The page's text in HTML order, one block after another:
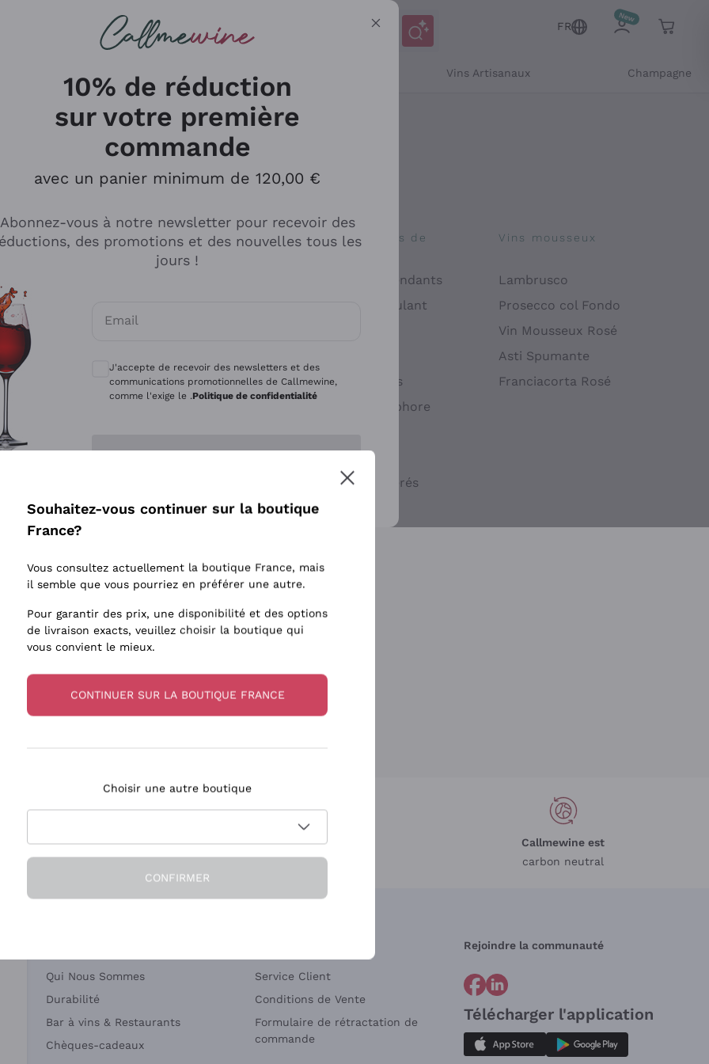
FR
Vins Artisanaux Champagne
Explorer le catalogue
Producteurs
Mascarello Bartolo
Rinaldi Giuseppe
Tenuta San Leonardo
Alessandra Divella
Sedilesu
Ceretto
Les philosophies de
Vignerons Indépendants
Recoltant Manipulant
Levures indigènes
Vins Faits en Amphore
Vins Biologiques
Vins blancs macérés
Vins mousseux
Lambrusco
Prosecco col Fondo
Vin Mousseux Rosé
Asti Spumante
Franciacorta Rosé
en 2-4 jours
en France
Paiement
en 3 fois
Callmewine est
carbon neutral
Qui Nous Sommes
Durabilité
Bar à vins & Restaurants
Chèques-cadeaux
Service Client
Conditions de Vente
Formulaire de rétractation de
commande
Rejoindre la communauté
Télécharger l'application
10% de réduction
sur votre première
commande
avec un panier minimum de 120,00 €
Abonnez-vous à notre newsletter pour recevoir des
des promotions et des nouvelles tous les
jours !
Email
Consentements optionnels pour recevoir des communications et des offres personnalisées
J'accepte de recevoir des newsletters et des
communications promotionnelles de Callmewine,
comme l'exige le .Politique de confidentialité
Enregistre-moi
plus d'informations, veuillez lire notrePolitique de confidentialité
Souhaitez-vous continuer sur la boutique
France?
Vous consultez actuellement la boutique France, mais
il semble que vous pourriez en préférer une autre.
Pour garantir des prix, une disponibilité et des options
de livraison exacts, veuillez choisir la boutique qui
vous convient le mieux.
CONTINUER SUR LA BOUTIQUE FRANCE
Choisir une autre boutique
CONFIRMER